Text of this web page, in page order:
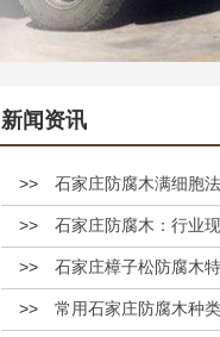
新闻资讯
>> 石家庄防腐木满细胞
>> 石家庄防腐木：行业
>> 石家庄樟子松防腐木
>> 常用石家庄防腐木种类